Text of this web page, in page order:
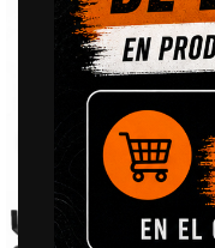
Click to enlarge